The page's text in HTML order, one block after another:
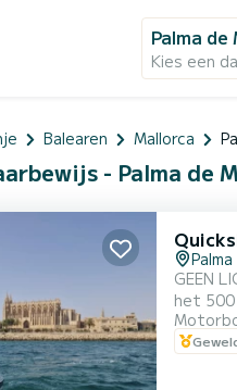
Palma de
Kies een
Balearen Mallorca
- Palma de
GEEN
het 500